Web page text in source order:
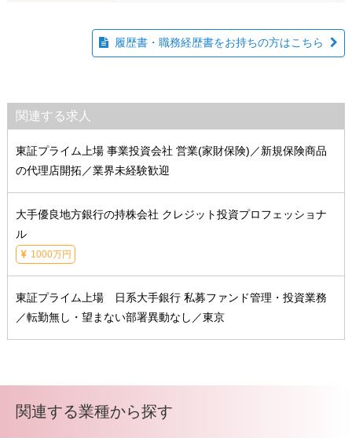
履歴書・職務経歴書をお持ちの方はこちら
関連する求人
東証プライム上場 事業投資会社 営業(家財保険)／新規保険商品
の代理店開拓／業界未経験歓迎
大手優良地方銀行の持株会社 クレジット投資プロフェッショナ
ル
1000万円
東証プライム上場 日系大手銀行 私募ファンド管理・投資業務
／転勤無し・望まない部署異動なし／東京
関連する業種から探す